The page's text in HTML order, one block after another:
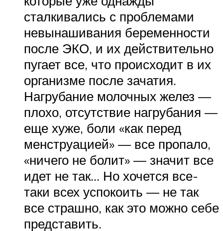
сталкивались с проблемами
невынашивания беременности
после ЭКО, и их действительно
пугает все, что происходит в их
организме после зачатия.
Нагрубание молочных желез —
плохо, отсутствие нагрубания —
еще хуже, боли «как перед
менструацией» — все пропало,
«ничего не болит» — значит все
идет не так… Но хочется все-
таки всех успокоить — не так
все страшно, как это можно себе
представить.